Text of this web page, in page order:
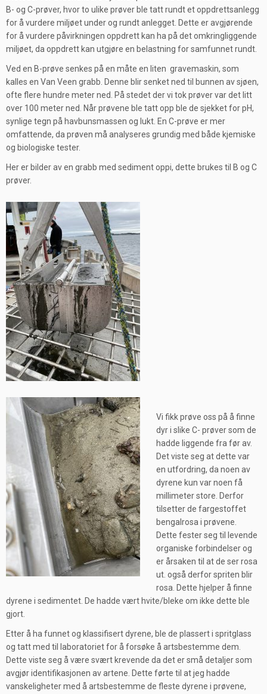
B- og C-prøver, hvor to ulike prøver ble tatt rundt et oppdrettsanlegg
for å vurdere miljøet under og rundt anlegget. Dette er avgjørende
for å vurdere påvirkningen oppdrett kan ha på det omkringliggende
miljøet, da oppdrett kan utgjøre en belastning for samfunnet rundt.
Ved en B-prøve senkes på en måte en liten gravemaskin, som
kalles en Van Veen grabb. Denne blir senket ned til bunnen av sjøen,
ofte flere hundre meter ned. På stedet der vi tok prøver var det litt
over 100 meter ned. Når prøvene ble tatt opp ble de sjekket for pH,
synlige tegn på havbunsmassen og lukt. En C-prøve er mer
omfattende, da prøven må analyseres grundig med både kjemiske
og biologiske tester.
Her er bilder av en grabb med sediment oppi, dette brukes til B og C
prøver.
Vi fikk prøve oss på å finne
dyr i slike C- prøver som de
hadde liggende fra før av.
Det viste seg at dette var
en utfordring, da noen av
dyrene kun var noen få
millimeter store. Derfor
tilsetter de fargestoffet
bengalrosa i prøvene.
Dette fester seg til levende
organiske forbindelser og
er årsaken til at de ser rosa
ut. også derfor spriten blir
rosa. Dette hjelper å finne
dyrene i sedimentet. De hadde vært hvite/bleke om ikke dette ble
gjort.
Etter å ha funnet og klassifisert dyrene, ble de plassert i spritglass
og tatt med til laboratoriet for å forsøke å artsbestemme dem.
Dette viste seg å være svært krevende da det er små detaljer som
avgjør identifikasjonen av artene. Dette førte til at jeg hadde
vanskeligheter med å artsbestemme de fleste dyrene i prøvene,